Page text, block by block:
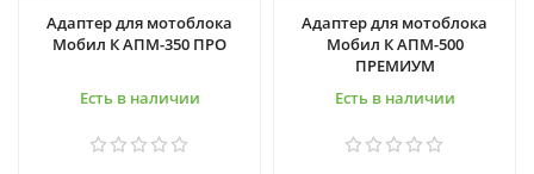
Адаптер для мотоблока
Мобил К АПМ-350 ПРО
Есть в наличии
Адаптер для мотоблока
Мобил К АПМ-500
ПРЕМИУМ
Есть в наличии